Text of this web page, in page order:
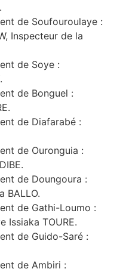
de Soufouroulaye :
Inspecteur de la
de Soye :
de Bonguel :
de Diafarabé :
de Ouronguia :
de Doungoura :
BALLO.
de Gathi-Loumo :
Issiaka TOURE.
de Guido-Saré :
de Ambiri :